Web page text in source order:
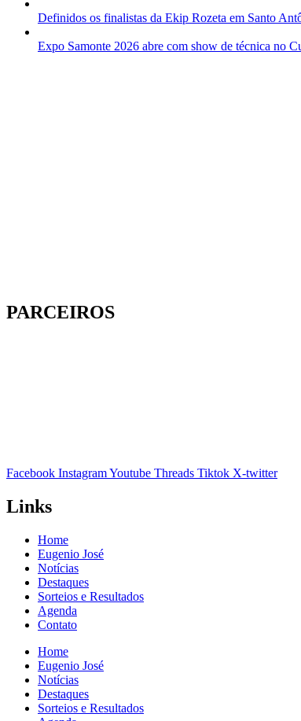
Definidos os finalistas da Ekip Rozeta em Santo
Expo Samonte 2026 abre com show de técnica no
PARCEIROS
Facebook InstagramYoutube Threads Tiktok X-twitter
Links
Home
Eugenio José
Notícias
Destaques
Sorteios e Resultados
Agenda
Contato
Home
Eugenio José
Notícias
Destaques
Sorteios e Resultados